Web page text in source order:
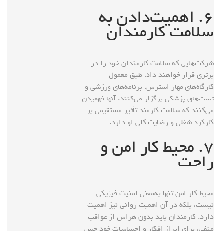
۶. اهمیت‌دادن به
سلامت کارمندان
شرکت‌هایی که سلامت کارمندان خود را در
برتری قرار خواهند داد، طبق معمول
کارگاه‌های مهار استرس، برنامه‌های ورزشی و
تست‌های پزشکی برگزار می‌کنند. آنها فهمیدن
می‌کنند که سلامت کارمند ‌‌تأثیر مستقیمی بر
کارکرد شغلی و رضایت کلی او دارد.
۷. محیط کار امن و
راحت
محیط کار امن تنها به‌معنی امنیت فیزیکی
نیست، بلکه در آن اهمیت روانی نیز اهمیت
دارد. کارمندان باید بدون هراس از عواقب
منفی، برای ابراز افکار و احساسات خود حس